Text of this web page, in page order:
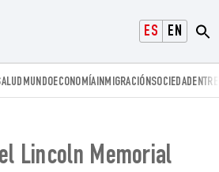
ESPAÑOLENGLISH
MUNDOECONOMÍAINMIGRACIÓNSOCIEDAD
Lincoln Memorial